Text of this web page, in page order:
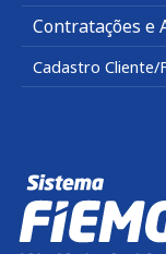
Contratações e
Cadastro Cliente/